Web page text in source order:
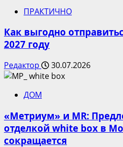
ПРАКТИЧНО
Как выгодно
2027 году
Редактор 30.07.2026
ДОМ
«Метриум» и MR:
отделкой white box в
сокращается